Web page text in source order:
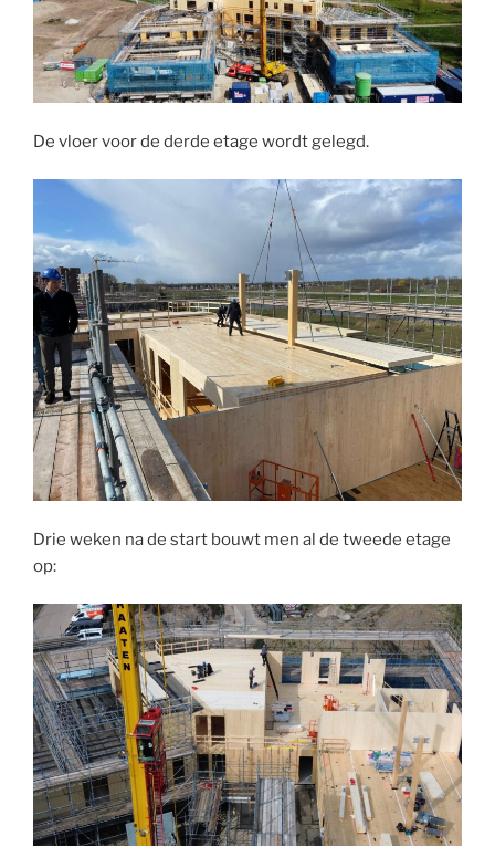
De vloer voor de derde etage wordt gelegd.
Drie weken na de start bouwt men al de tweede etage
op: